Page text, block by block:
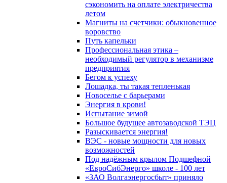
сэкономить на оплате электричества
летом
Магниты на счетчики: обыкновенное
воровство
Путь капельки
Профессиональная этика –
необходимый регулятор в механизме
предприятия
Бегом к успеху
Лошадка, ты такая тепленькая
Новоселье с барьерами
Энергия в крови!
Испытание зимой
Большое будущее автозаводской ТЭЦ
Разыскивается энергия!
ВЭС - новые мощности для новых
возможностей
Под надёжным крылом Подшефной
«ЕвроСибЭнерго» школе - 100 лет
«ЗАО Волгаэнергосбыт» приняло